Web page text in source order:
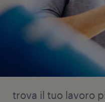
trova il tuo lavoro